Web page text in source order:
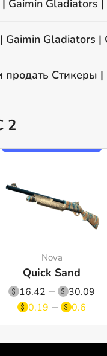
Gaimin Gladiators
Gladiators |
продать Стикеры
2
Nova
Quick Sand
16.42
30.09
0.19
0.6